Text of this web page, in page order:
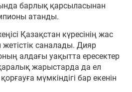
барлық қарсыласынан
атанды.
Қазақстан күресінің жас
саналады. Дияр
алдағы уақытта ересектер
жарыстарда да ел
мүмкіндігі бар екенін